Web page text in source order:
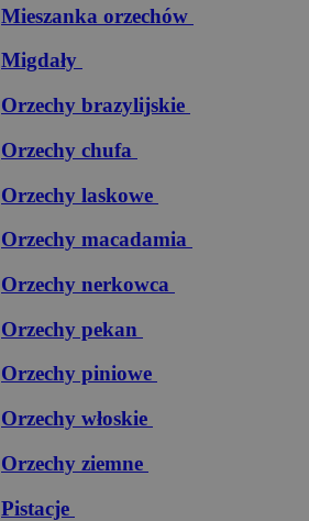
Mieszanka orzechów
Migdały
Orzechy brazylijskie
Orzechy chufa
Orzechy laskowe
Orzechy macadamia
Orzechy nerkowca
Orzechy pekan
Orzechy piniowe
Orzechy włoskie
Orzechy ziemne
Pistacje